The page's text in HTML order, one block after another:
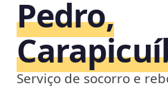
Pedro,
Serviço de socorro e